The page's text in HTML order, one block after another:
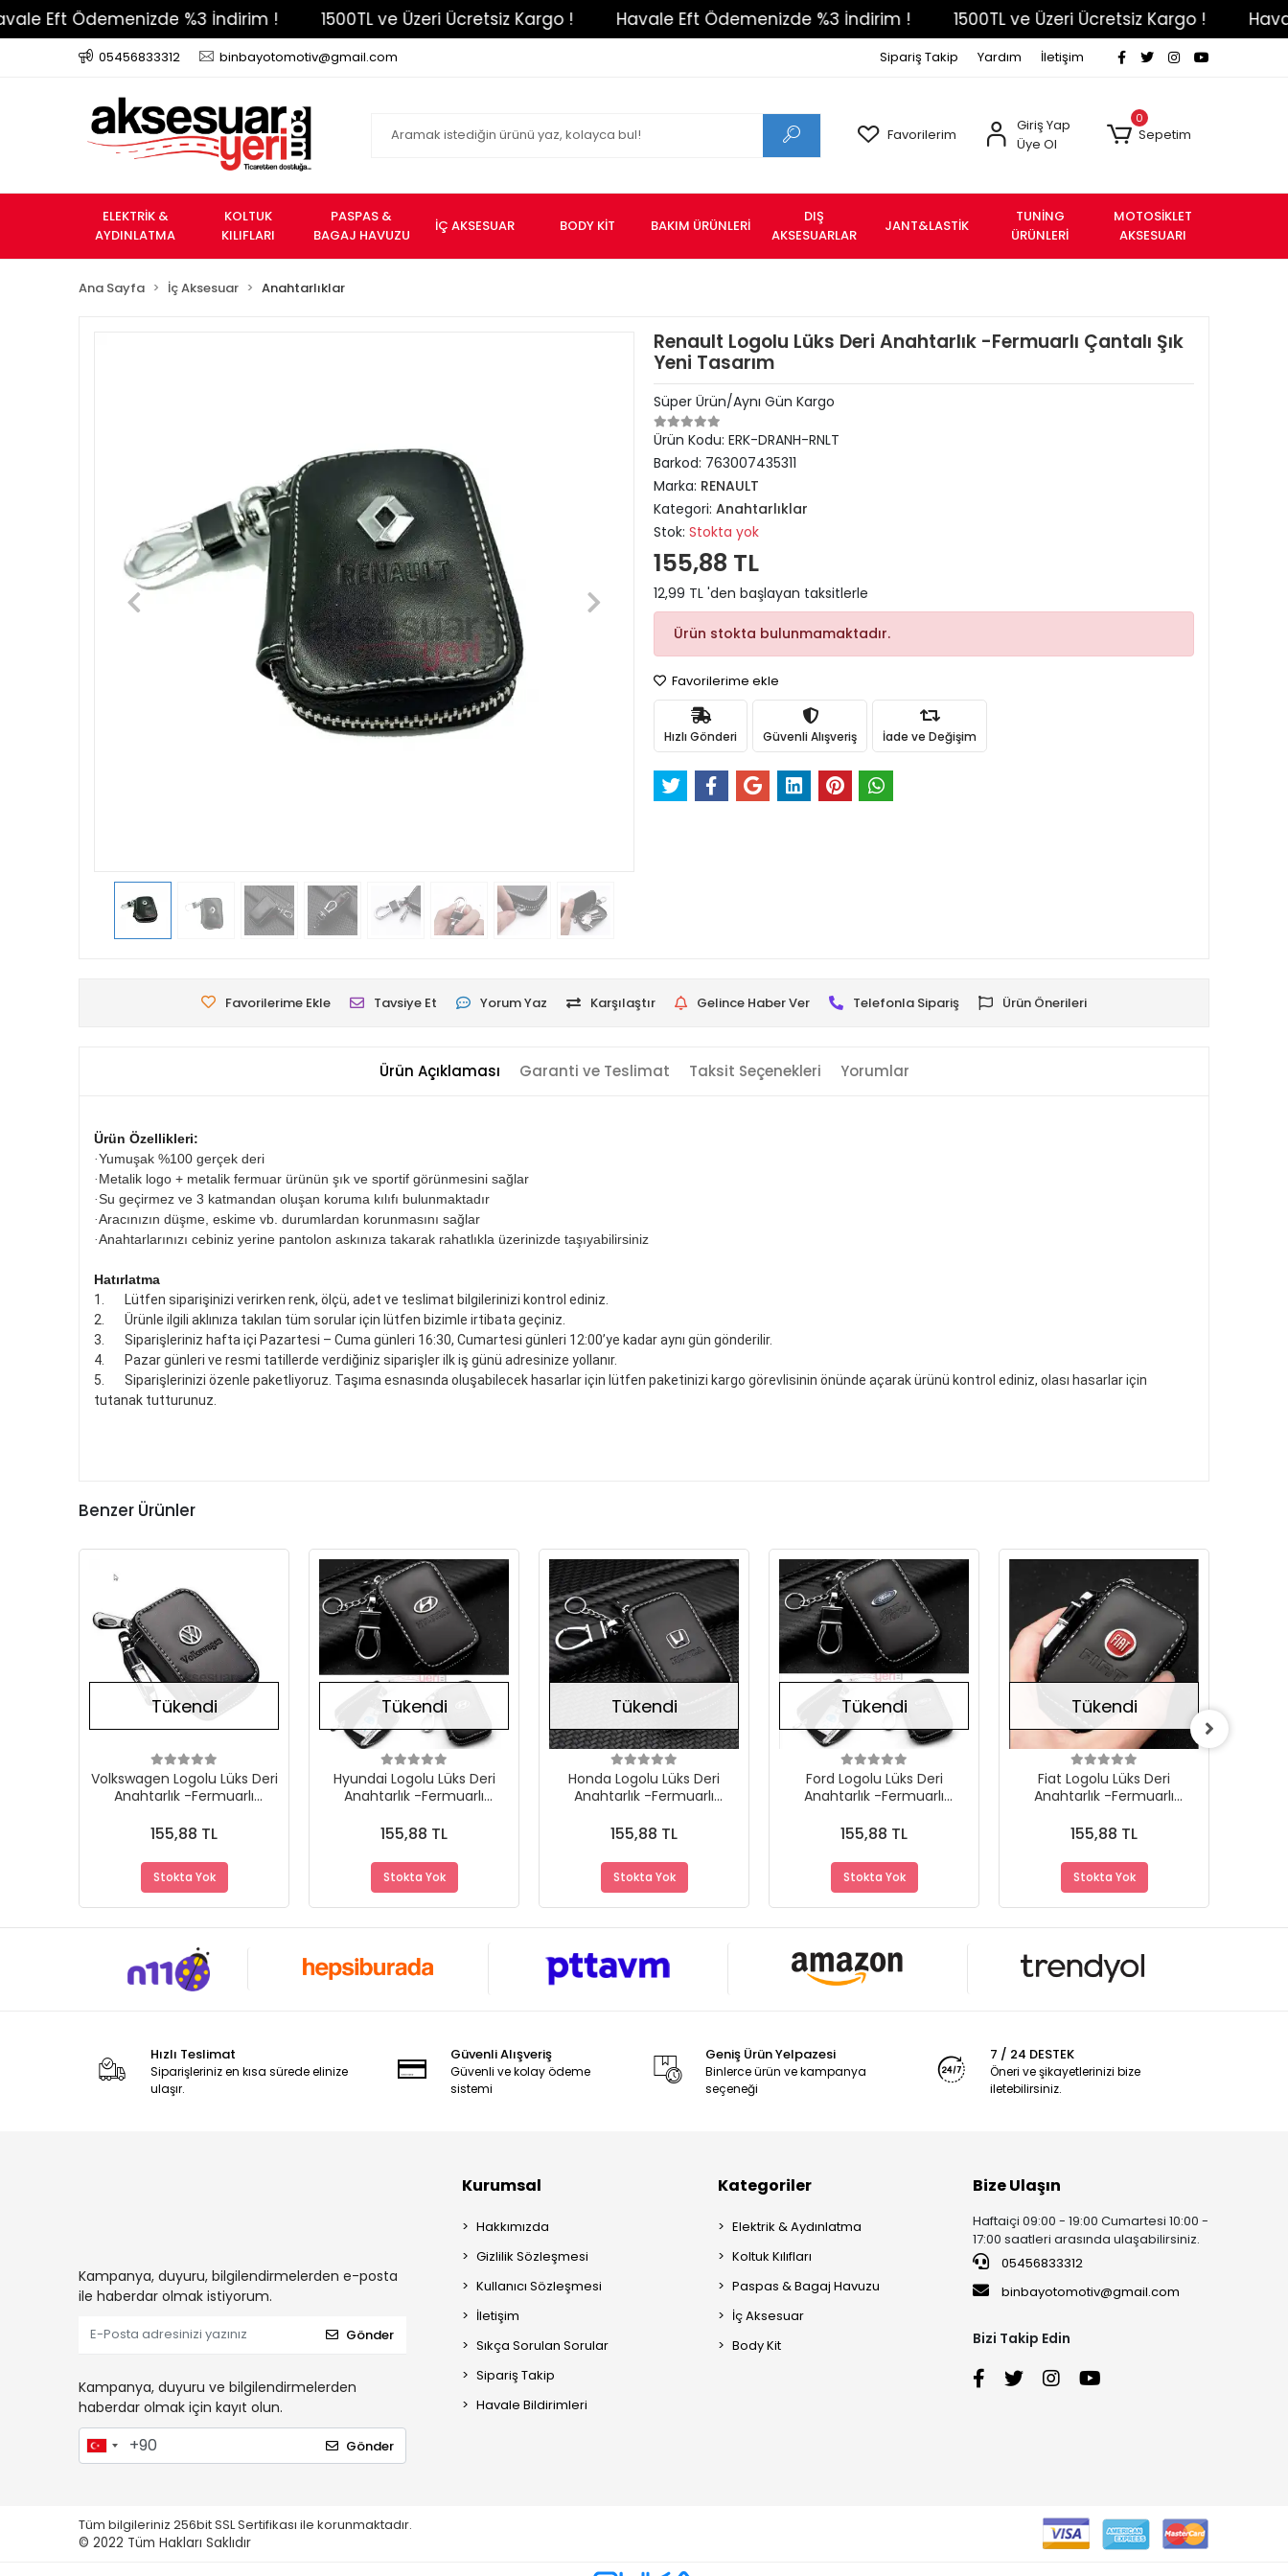
Ödemenizde %3 İndirim ! 1500TL ve Üzeri Ücretsiz Kargo ! Havale Eft Ödemenizde %3 İndirim ! 1500TL ve Üzeri Ücretsiz Kargo ! Havale
05456833312 binbayotomotiv@gmail.com Sipariş Takip Yardım İletişim
Favorilerim
Giriş Yap
Üye Ol
0
Sepetim
ELEKTRİK &
AYDINLATMA
KOLTUK
KILIFLARI
PASPAS &
BAGAJ HAVUZU
İÇ AKSESUAR BODY KİT BAKIM ÜRÜNLERİ
DIŞ
AKSESUARLAR
JANT&LASTİK
TUNİNG
ÜRÜNLERİ
MOTOSİKLET
AKSESUARI
Ana Sayfa İç Aksesuar Anahtarlıklar
Renault Logolu Lüks Deri Anahtarlık -Fermuarlı Çantalı Şık
Yeni Tasarım
Süper Ürün/Aynı Gün Kargo
Ürün Kodu: ERK-DRANH-RNLT
Barkod: 763007435311
Marka: RENAULT
Kategori: Anahtarlıklar
Stok: Stokta yok
155,88 TL
12,99 TL 'den başlayan taksitlerle
Ürün stokta bulunmamaktadır.
Favorilerime ekle
Hızlı Gönderi Güvenli Alışveriş İade ve Değişim
Favorilerime Ekle Tavsiye Et Yorum Yaz Karşılaştır Gelince Haber Ver Telefonla Sipariş Ürün Önerileri
Ürün Açıklaması Garanti ve Teslimat Taksit Seçenekleri Yorumlar
Ürün Özellikleri:
·Yumuşak %100 gerçek deri
· Metalik logo + metalik fermuar ürünün şık ve sportif görünmesini sağlar
·Su geçirmez ve 3 katmandan oluşan koruma kılıfı bulunmaktadır
·Aracınızın düşme, eskime vb. durumlardan korunmasını sağlar
·Anahtarlarınızı cebiniz yerine pantolon askınıza takarak rahatlıkla üzerinizde taşıyabilirsiniz
Hatırlatma
1.
Lütfen siparişinizi verirken renk, ölçü, adet ve teslimat bilgilerinizi kontrol ediniz.
2.
Ürünle ilgili aklınıza takılan tüm sorular için lütfen bizimle irtibata geçiniz.
3.
Siparişleriniz hafta içi Pazartesi – Cuma günleri 16:30, Cumartesi günleri 12:00’ye kadar aynı gün gönderilir.
4.
Pazar günleri ve resmi tatillerde verdiğiniz siparişler ilk iş günü adresinize yollanır.
5.
Siparişlerinizi özenle paketliyoruz. Taşıma esnasında oluşabilecek hasarlar için lütfen paketinizi kargo görevlisinin önünde açarak ürünü kontrol ediniz, olası hasarlar için
tutanak tutturunuz.
Benzer Ürünler
Tükendi
Volkswagen Logolu Lüks Deri
Anahtarlık -Fermuarlı
155,88 TL
Stokta Yok
Stokta Yok
Tükendi
Hyundai Logolu Lüks Deri
Anahtarlık -Fermuarlı
155,88 TL
Stokta Yok
Stokta Yok
Tükendi
Honda Logolu Lüks Deri
Anahtarlık -Fermuarlı
155,88 TL
Stokta Yok
Stokta Yok
Tükendi
Ford Logolu Lüks Deri
Anahtarlık -Fermuarlı
155,88 TL
Stokta Yok
Stokta Yok
Tükendi
Fiat Logolu Lüks Deri
Anahtarlık -Fermuarlı
155,88 TL
Stokta Yok
Hızlı Teslimat
Siparişleriniz en kısa sürede elinize
ulaşır.
Güvenli Alışveriş
Güvenli ve kolay ödeme
sistemi
Geniş Ürün Yelpazesi
Binlerce ürün ve kampanya
seçeneği
7 / 24 DESTEK
Öneri ve şikayetlerinizi bize
iletebilirsiniz.
Kampanya, duyuru, bilgilendirmelerden e-posta
ile haberdar olmak istiyorum.
Gönder
Kampanya, duyuru ve bilgilendirmelerden
haberdar olmak için kayıt olun.
Gönder
Kurumsal
Hakkımızda
Gizlilik Sözleşmesi
Kullanıcı Sözleşmesi
İletişim
Sıkça Sorulan Sorular
Sipariş Takip
Havale Bildirimleri
Kategoriler
Elektrik & Aydınlatma
Koltuk Kılıfları
Paspas & Bagaj Havuzu
İç Aksesuar
Body Kit
Bize Ulaşın
Haftaiçi 09:00 - 19:00 Cumartesi 10:00 -
17:00 saatleri arasında ulaşabilirsiniz.
05456833312
binbayotomotiv@gmail.com
Bizi Takip Edin
Tüm bilgileriniz 256bit SSL Sertifikası ile korunmaktadır.
© 2022 Tüm Hakları Saklıdır